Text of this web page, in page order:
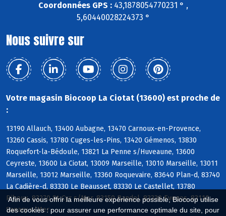
Afin de vous offrir la meilleure expérience possible, Biocoop utilise
des cookies : pour assurer une performance optimale du site, pour
Coordonnées GPS :43,1878054770231 ° ,
5,60440028224373 °
Nous suivre sur
Votre magasin Biocoop La Ciotat (13600) est proche de
:
13190 Allauch, 13400 Aubagne, 13470 Carnoux-en-Provence,
13260 Cassis, 13780 Cuges-les-Pins, 13420 Gémenos, 13830
Roquefort-la-Bédoule, 13821 La Penne s/Huveaune, 13600
Ceyreste, 13600 La Ciotat, 13009 Marseille, 13010 Marseille, 13011
Marseille, 13012 Marseille, 13360 Roquevaire, 83640 Plan-d, 83740
La Cadière-d, 83330 Le Beausset, 83330 Le Castellet, 13780
Riboux, 83270 St-Cyr s/Mer, 83150 Bandol, 83330 Evenos, 83110
Sanary s/Mer